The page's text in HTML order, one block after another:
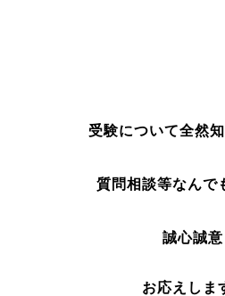
受験について全然
質問相談等なんで
誠心誠意
お応えしま